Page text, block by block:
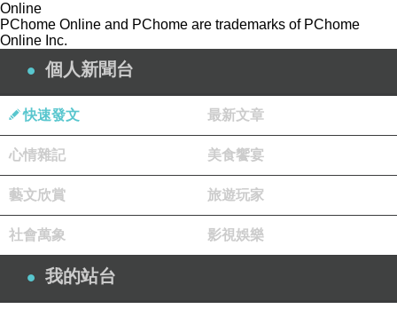
From a distance, we are instruments
Marching in a common band
Playing songs of hope, playing songs of
peace
There is the song of every man
God is watching us. God is watching us
God is watching us from a distance
遠遠望去，我們都像樂器一樣
在共同的樂隊中前進
Online
PChome Online and PChome are trademarks of PChome
Online Inc.
個人新聞台
快速發文 最新文章
心情雜記 美食饗宴
藝文欣賞 旅遊玩家
社會萬象 影視娛樂
我的站台